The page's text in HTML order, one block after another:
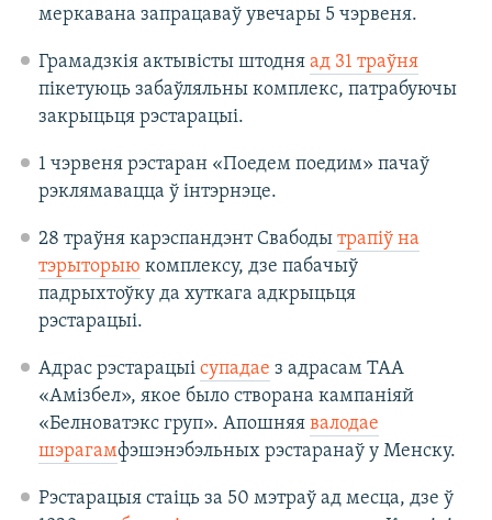
меркавана запрацаваў увечары 5 чэрвеня.
Грамадзкія актывісты штодня ад 31 траўня
пікетуюць забаўляльны комплекс, патрабуючы
закрыцьця рэстарацыі.
1 чэрвеня рэстаран «Поедем поедим» пачаў
рэклямавацца ў інтэрнэце.
28 траўня карэспандэнт Свабоды трапіў на
тэрыторыю комплексу, дзе пабачыў
падрыхтоўку да хуткага адкрыцьця
рэстарацыі.
Адрас рэстарацыі супадае з адрасам ТАА
«Амізбел», якое было створана кампаніяй
«Белноватэкс груп». Апошняя валодае
шэрагамфэшэнэбэльных рэстаранаў у Менску.
Рэстарацыя стаіць за 50 мэтраў ад месца, дзе ў